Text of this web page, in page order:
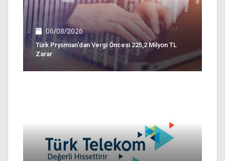
06/08/2026
Türk Prysmian'dan Vergi Öncesi 225,2 Milyon TL
Zarar